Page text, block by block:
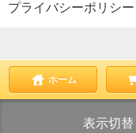
プライバシーポリシー
ホーム
表示切替